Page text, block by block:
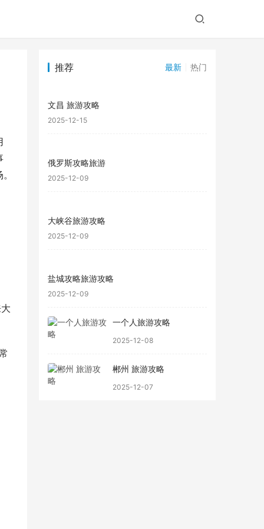
推荐 最新 热门
文昌 旅游攻略
2025-12-15
俄罗斯攻略旅游
2025-12-09
大峡谷旅游攻略
2025-12-09
盐城攻略旅游攻略
2025-12-09
一个人旅游攻略
2025-12-08
郴州 旅游攻略
2025-12-07